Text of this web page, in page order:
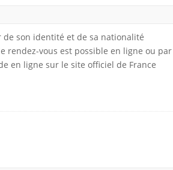
son identité et de sa nationalité
rendez-vous est possible en ligne ou par
en ligne sur le site officiel de France